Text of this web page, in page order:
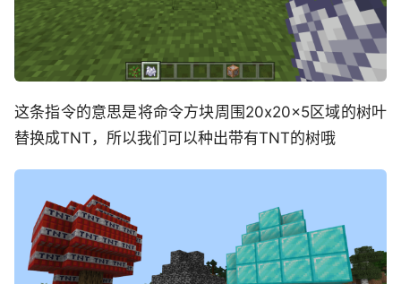
这条指令的意思是将命令方块周围20x20x5区域的树叶
替换成TNT，所以我们可以种出带有TNT的树哦